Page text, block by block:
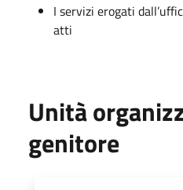
I servizi erogati
atti
Unità
genitore